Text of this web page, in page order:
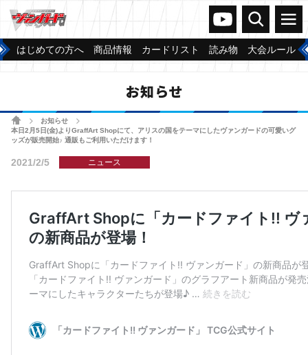
ヴァンガードch
検索 メニュー
はじめての方へ 商品情報 カードリスト 読み物 大会ルール
お知らせ
ホームお知らせ
本日2月5日(金)よりGraffArt Shopにて、アリスの国をテーマにしたヴァンガードの可愛いグ
ッズが販売開始♪ 通販もご利用いただけます！
2021/2/5 ニュース